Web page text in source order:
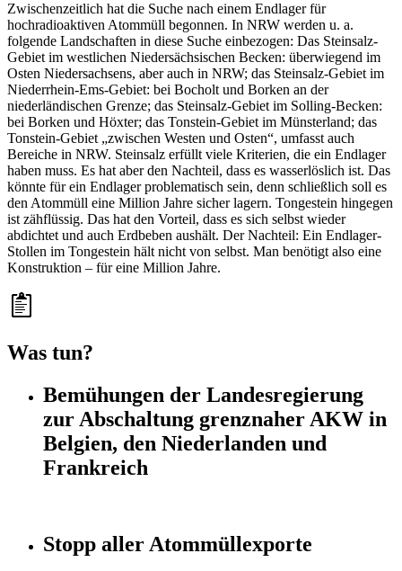
Zwischenzeitlich hat die Suche nach einem Endlager für
hochradioaktiven Atommüll begonnen. In NRW werden u. a.
folgende Landschaften in diese Suche einbezogen: Das Steinsalz-
Gebiet im westlichen Niedersächsischen Becken: überwiegend im
Osten Niedersachsens, aber auch in NRW; das Steinsalz-Gebiet im
Niederrhein-Ems-Gebiet: bei Bocholt und Borken an der
niederländischen Grenze; das Steinsalz-Gebiet im Solling-Becken:
bei Borken und Höxter; das Tonstein-Gebiet im Münsterland; das
Tonstein-Gebiet „zwischen Westen und Osten“, umfasst auch
Bereiche in NRW. Steinsalz erfüllt viele Kriterien, die ein Endlager
haben muss. Es hat aber den Nachteil, dass es wasserlöslich ist. Das
könnte für ein Endlager problematisch sein, denn schließlich soll es
den Atommüll eine Million Jahre sicher lagern. Tongestein hingegen
ist zähflüssig. Das hat den Vorteil, dass es sich selbst wieder
abdichtet und auch Erdbeben aushält. Der Nachteil: Ein Endlager-
Stollen im Tongestein hält nicht von selbst. Man benötigt also eine
Konstruktion – für eine Million Jahre.
Was tun?
Bemühungen der Landesregierung
zur Abschaltung grenznaher AKW in
Belgien, den Niederlanden und
Frankreich
Stopp aller Atommüllexporte